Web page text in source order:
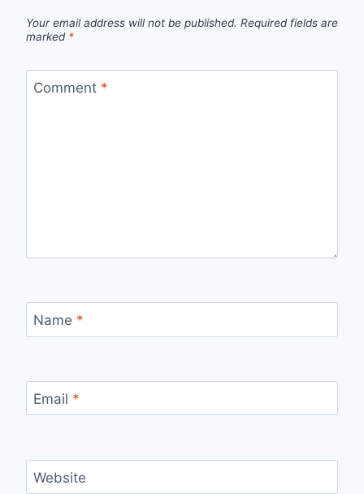
Your email address will not be published. Required fields are
marked *
Comment *
Name *
Email *
Website